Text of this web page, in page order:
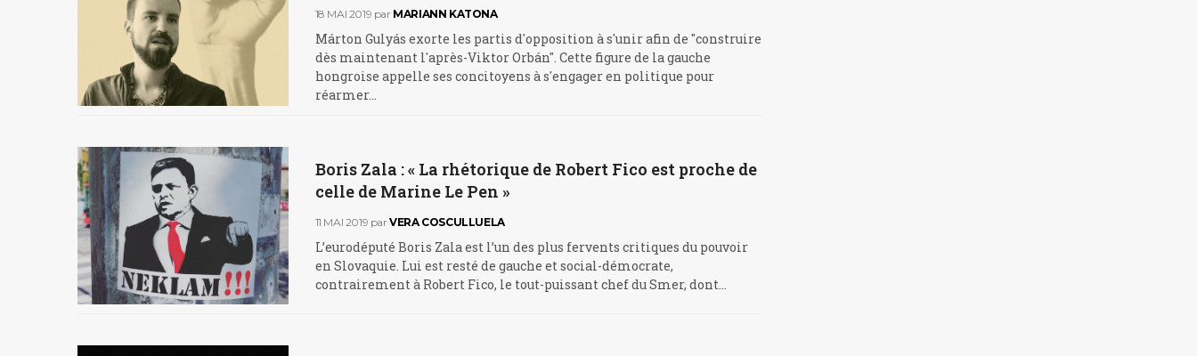
18 MAI 2019 par MARIANN KATONA
Márton Gulyás exorte les partis d'opposition à s'unir afin de "construire
dès maintenant l'après-Viktor Orbán". Cette figure de la gauche
hongroise appelle ses concitoyens à s'engager en politique pour
réarmer…
Boris Zala : « La rhétorique de Robert Fico est proche de
celle de Marine Le Pen »
11 MAI 2019 parVERA COSCULLUELA
L’eurodéputé Boris Zala est l’un des plus fervents critiques du pouvoir
en Slovaquie. Lui est resté de gauche et social-démocrate,
contrairement à Robert Fico, le tout-puissant chef du Smer, dont…